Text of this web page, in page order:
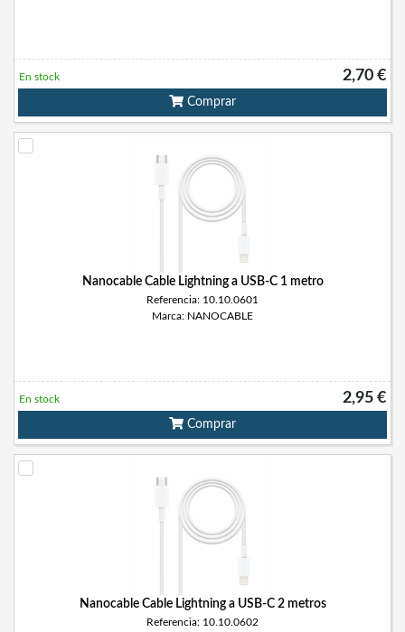
2,70 €
En stock
Comprar
Nanocable Cable Lightning a USB-C 1 metro
Referencia: 10.10.0601
Marca: NANOCABLE
2,95 €
En stock
Comprar
Nanocable Cable Lightning a USB-C 2 metros
Referencia: 10.10.0602